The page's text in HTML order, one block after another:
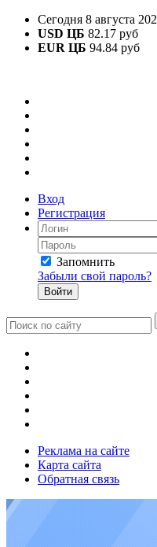
Сегодня 8 августа
USD ЦБ 82.17 руб
EUR ЦБ 94.84 руб
Вход
Регистрация
Запомнить
Забыли свой пароль?
Реклама на сайте
Карта сайта
Обратная связь